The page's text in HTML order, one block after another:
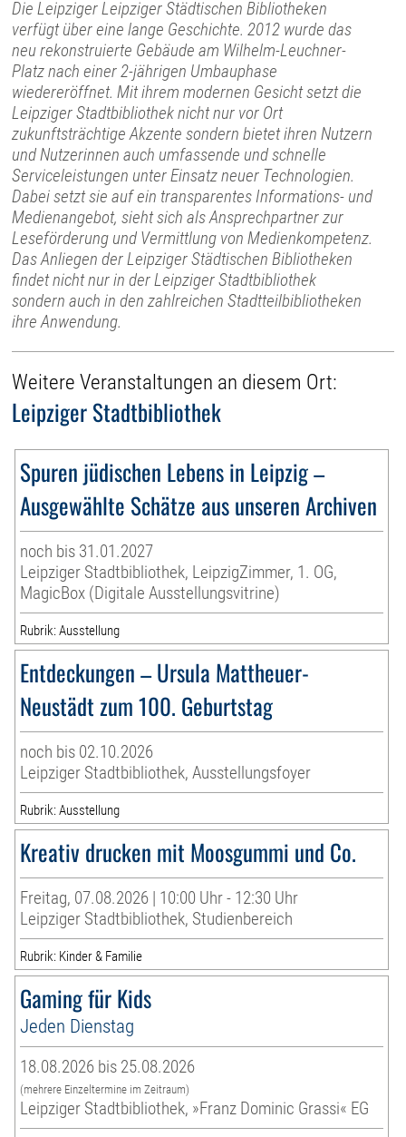
Die Leipziger Leipziger Städtischen Bibliotheken
verfügt über eine lange Geschichte. 2012 wurde das
neu rekonstruierte Gebäude am Wilhelm-Leuchner-
Platz nach einer 2-jährigen Umbauphase
wiedereröffnet. Mit ihrem modernen Gesicht setzt die
Leipziger Stadtbibliothek nicht nur vor Ort
zukunftsträchtige Akzente sondern bietet ihren Nutzern
und Nutzerinnen auch umfassende und schnelle
Serviceleistungen unter Einsatz neuer Technologien.
Dabei setzt sie auf ein transparentes Informations- und
Medienangebot, sieht sich als Ansprechpartner zur
Leseförderung und Vermittlung von Medienkompetenz.
Das Anliegen der Leipziger Städtischen Bibliotheken
findet nicht nur in der Leipziger Stadtbibliothek
sondern auch in den zahlreichen Stadtteilbibliotheken
ihre Anwendung.
Weitere Veranstaltungen an diesem Ort:
Leipziger Stadtbibliothek
Spuren jüdischen Lebens in Leipzig –
Ausgewählte Schätze aus unseren Archiven
noch bis 31.01.2027
Leipziger Stadtbibliothek, LeipzigZimmer, 1. OG,
MagicBox (Digitale Ausstellungsvitrine)
Rubrik: Ausstellung
Entdeckungen – Ursula Mattheuer-
Neustädt zum 100. Geburtstag
noch bis 02.10.2026
Leipziger Stadtbibliothek, Ausstellungsfoyer
Rubrik: Ausstellung
Kreativ drucken mit Moosgummi und Co.
Freitag, 07.08.2026 | 10:00 Uhr - 12:30 Uhr
Leipziger Stadtbibliothek, Studienbereich
Rubrik: Kinder & Familie
Gaming für Kids
Jeden Dienstag
18.08.2026 bis 25.08.2026
(mehrere Einzeltermine im Zeitraum)
Leipziger Stadtbibliothek, »Franz Dominic Grassi« EG